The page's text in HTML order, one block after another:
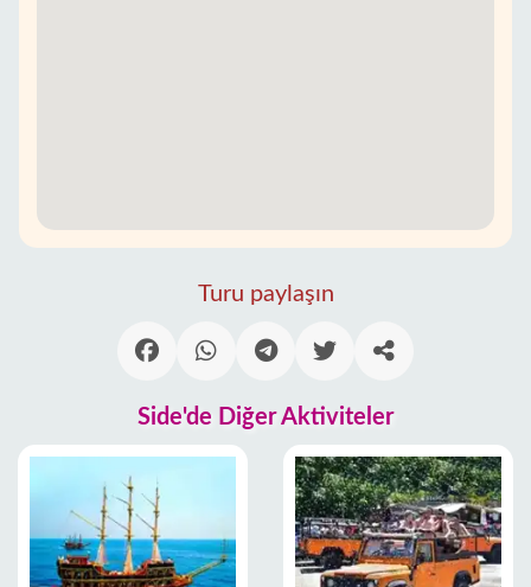
Turu paylaşın
Side'de Diğer Aktiviteler